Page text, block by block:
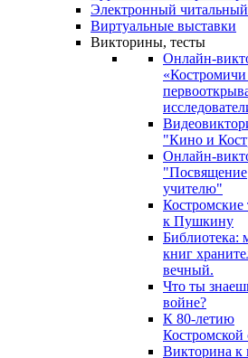
Электронный читальный
Виртуальные выставки
Викторины, тесты
Онлайн-
"Кино и
Онлайн-
"Посвящение
учителю"
к Пушкину
Библиотека:
книг
вечный.
Что ты
войне?
К 80-летию
Костромской
Викторина к